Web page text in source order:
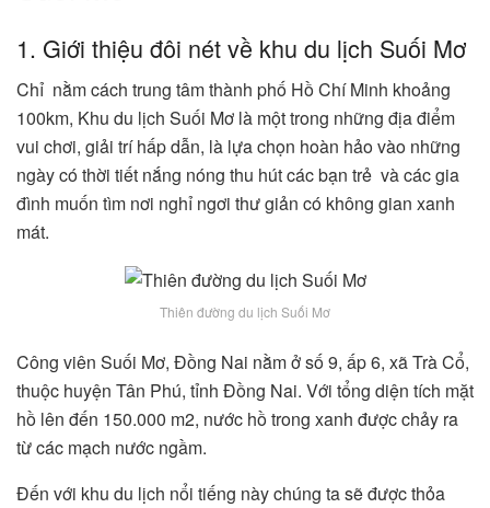
1. Giới thiệu đôi nét về khu du lịch Suối Mơ
Chỉ nằm cách trung tâm thành phố Hồ Chí Minh khoảng
100km, Khu du lịch Suối Mơ là một trong những địa điểm
vui chơi, giải trí hấp dẫn, là lựa chọn hoàn hảo vào những
ngày có thời tiết nắng nóng thu hút các bạn trẻ và các gia
đình muốn tìm nơi nghỉ ngơi thư giản có không gian xanh
mát.
Thiên đường du lịch Suối Mơ
Công viên Suối Mơ, Đồng Nai nằm ở số 9, ấp 6, xã Trà Cổ,
thuộc huyện Tân Phú, tỉnh Đồng Nai. Với tổng diện tích mặt
hồ lên đến 150.000 m2, nước hồ trong xanh được chảy ra
từ các mạch nước ngầm.
Đến với khu du lịch nổi tiếng này chúng ta sẽ được thỏa